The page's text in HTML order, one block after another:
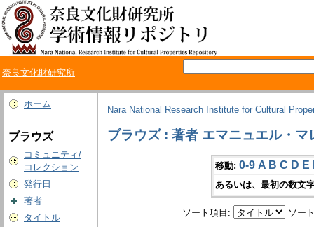
奈良文化財研究所
ホーム
ブラウズ
コミュニティ/
コレクション
発行日
著者
タイトル
Nara National Research Institute for Cultural
ブラウズ : 著者 エマニュエル・マ
移動: 0-9 A B C D E
あるいは、最初の数文
ソート項目: ソー